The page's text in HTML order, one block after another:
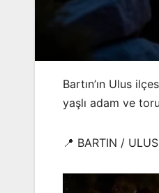
Bartın’ın Ulus
yaşlı adam ve
📍 BARTIN /